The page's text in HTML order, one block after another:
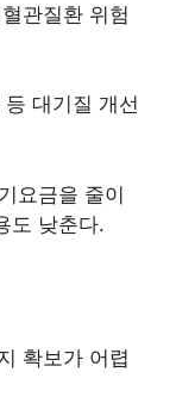
관질환 위험
대기질 개선
요금을 줄이
도 낮춘다.
확보가 어렵